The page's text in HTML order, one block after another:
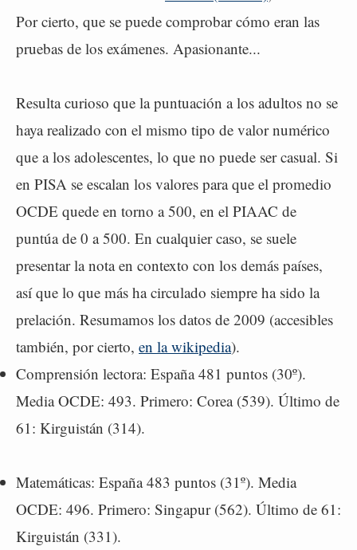
Por cierto, que se puede comprobar cómo eran las
pruebas de los exámenes. Apasionante...
Resulta curioso que la puntuación a los adultos no se
haya realizado con el mismo tipo de valor numérico
que a los adolescentes, lo que no puede ser casual. Si
en PISA se escalan los valores para que el promedio
OCDE quede en torno a 500, en el PIAAC de
puntúa de 0 a 500. En cualquier caso, se suele
presentar la nota en contexto con los demás países,
así que lo que más ha circulado siempre ha sido la
prelación. Resumamos los datos de 2009 (accesibles
también, por cierto, en la wikipedia).
Comprensión lectora: España 481 puntos (30º).
Media OCDE: 493. Primero: Corea (539). Último de
61: Kirguistán (314).
Matemáticas: España 483 puntos (31º). Media
OCDE: 496. Primero: Singapur (562). Último de 61:
Kirguistán (331).